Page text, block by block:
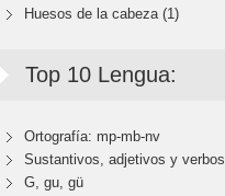
Huesos de la cabeza (1)
Top 10 Lengua:
Ortografía: mp-mb-nv
Sustantivos, adjetivos y verbos
G, gu, gü